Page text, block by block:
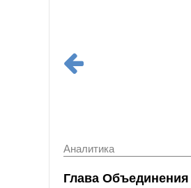
Аналитика
Глава